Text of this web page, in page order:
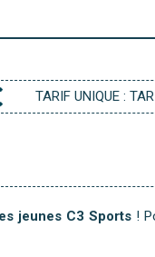
P
TARIF UNIQUE :
jeunes C3 Sports!